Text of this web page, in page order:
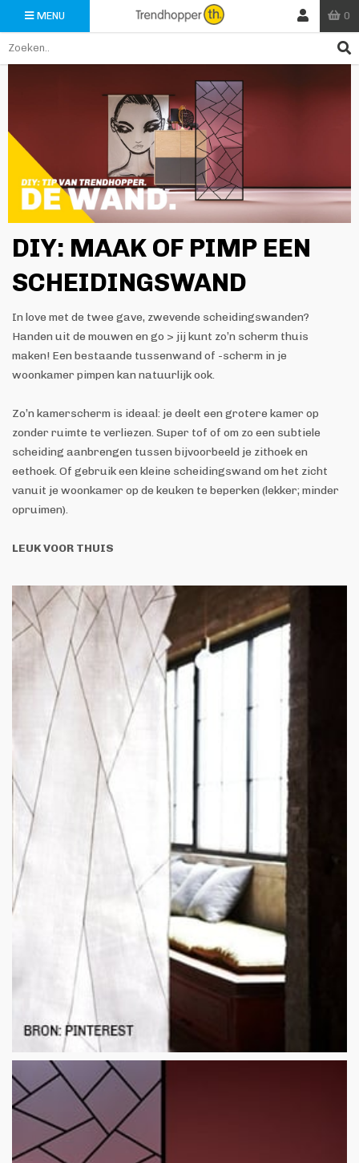
MENU 0
DIY: MAAK OF PIMP EEN
SCHEIDINGSWAND
In love met de twee gave, zwevende scheidingswanden?
Handen uit de mouwen en go > jij kunt zo’n scherm thuis
maken! Een bestaande tussenwand of -scherm in je
woonkamer pimpen kan natuurlijk ook.
Zo’n kamerscherm is ideaal: je deelt een grotere kamer op
zonder ruimte te verliezen. Super tof of om zo een subtiele
scheiding aanbrengen tussen bijvoorbeeld je zithoek en
eethoek. Of gebruik een kleine scheidingswand om het zicht
vanuit je woonkamer op de keuken te beperken (lekker; minder
opruimen).
LEUK VOOR THUIS